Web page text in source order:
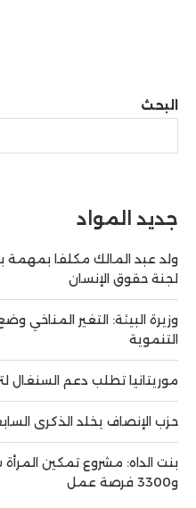
البحث
جديد المواد
ولد عبد المالك مكلفا بمهمة
لجنة حقوق الإنسان
وزيرة البيئة: التغير المناخي
التنموية
موريتانيا تطلب دعم السنغال
حزب الإنصاف يخلد الذكرى
و3300 فرصة عمل